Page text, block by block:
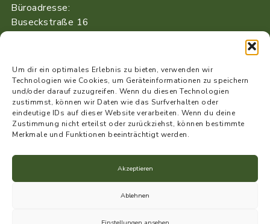
Um dir ein optimales Erlebnis zu bieten, verwenden wir
Technologien wie Cookies, um Geräteinformationen zu speichern
und/oder darauf zuzugreifen. Wenn du diesen Technologien
zustimmst, können wir Daten wie das Surfverhalten oder
eindeutige IDs auf dieser Website verarbeiten. Wenn du deine
Zustimmung nicht erteilst oder zurückziehst, können bestimmte
Merkmale und Funktionen beeinträchtigt werden.
Akzeptieren
Ablehnen
Einstellungen ansehen
Büroadresse:
Buseckstraße 16
+49 661 / 41 08 40 53
info@neue-messe-fulda.de
www.neue-messe-fulda.de
Impressum